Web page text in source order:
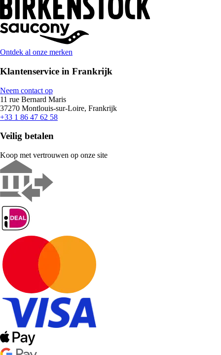
Ontdek al onze merken
Klantenservice in Frankrijk
Neem contact op
11 rue Bernard Maris
37270 Montlouis-sur-Loire, Frankrijk
+33 1 86 47 62 58
Veilig betalen
Koop met vertrouwen op onze site